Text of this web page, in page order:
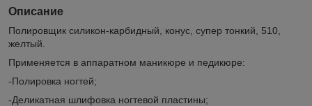
Описание
Полировщик силикон-карбидный, конус, супер тонкий, 510,
желтый.
Применяется в аппаратном маникюре и педикюре:
-Полировка ногтей;
-Деликатная шлифовка ногтевой пластины;